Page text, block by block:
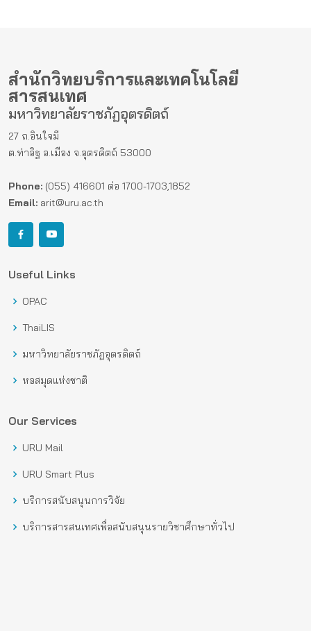
สำนักวิทยบริการและเทคโนโลยี
สารสนเทศ
มหาวิทยาลัยราชภัฏอุตรดิตถ์
27 ถ.อินใจมี
ต.ท่าอิฐ อ.เมือง จ.อุตรดิตถ์ 53000
Phone: (055) 416601 ต่อ 1700-1703,1852
Email: arit@uru.ac.th
Useful Links
OPAC
ThaiLIS
มหาวิทยาลัยราชภัฏอุตรดิตถ์
หอสมุดแห่งชาติ
Our Services
URU Mail
URU Smart Plus
บริการสนับสนุนการวิจัย
บริการสารสนเทศเพื่อสนับสนุนรายวิชาศึกษาทั่วไป